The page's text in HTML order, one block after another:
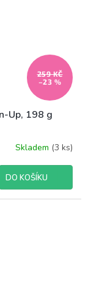
259 KČ
–23 %
Up, 198 g
Skladem (3 ks)
DO KOŠÍKU